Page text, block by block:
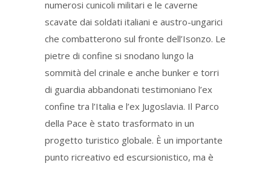
numerosi cunicoli militari e le caverne
scavate dai soldati italiani e austro-ungarici
che combatterono sul fronte dell’Isonzo. Le
pietre di confine si snodano lungo la
sommità del crinale e anche bunker e torri
di guardia abbandonati testimoniano l’ex
confine tra l’Italia e l’ex Jugoslavia. Il Parco
della Pace è stato trasformato in un
progetto turistico globale. È un importante
punto ricreativo ed escursionistico, ma è